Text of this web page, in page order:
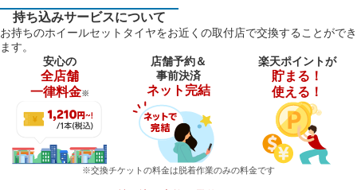
持ち込みサービスについて
お持ちのホイールセットタイヤをお近くの取付店で交換することができ
ます。
安心の
全店舗
一律料金※
店舗予約＆
事前決済
ネット完結
楽天ポイントが
貯まる！
使える！
※交換チケットの料金は脱着作業のみの料金です